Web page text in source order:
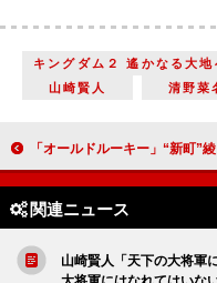
キングダム２ 遙かなる大地
山崎賢人
清野菜
「オールドルーキー」“新町”綾野剛の引退試合に涙 「最終回かと思うぐらい感動した」
関連ニュース
山崎賢人「天下の大将